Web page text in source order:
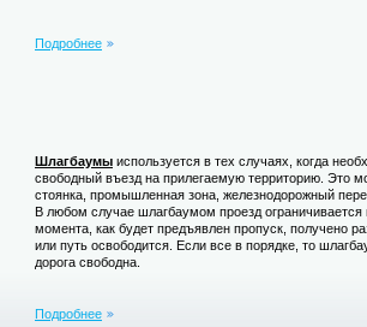
Подробнее
Шлагбаумы используется в тех случаях, когда
свободный въезд на прилегаемую территорию. Это
стоянка, промышленная зона, железнодорожный
В любом случае шлагбаумом проезд ограничивается
момента, как будет предъявлен пропуск, получено
или путь освободится. Если все в порядке, то
дорога свободна.
Подробнее